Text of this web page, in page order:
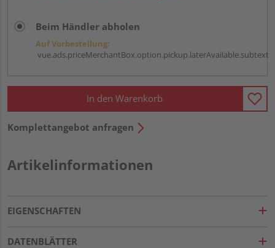
Beim Händler abholen
Auf Vorbestellung:
vue.ads.priceMerchantBox.option.pickup.laterAvailable.subtext
In den Warenkorb
Komplettangebot anfragen
Artikelinformationen
EIGENSCHAFTEN
DATENBLÄTTER